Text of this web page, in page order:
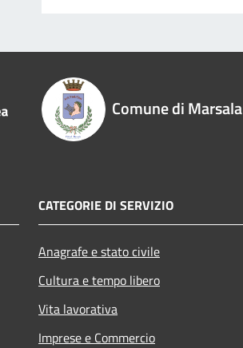
Comune di Marsala
CATEGORIE DI SERVIZIO
Anagrafe e stato civile
Cultura e tempo libero
Vita lavorativa
Imprese e Commercio